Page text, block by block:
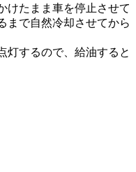
けたまま車を停止させて
まで自然冷却させてから
灯するので、給油すると